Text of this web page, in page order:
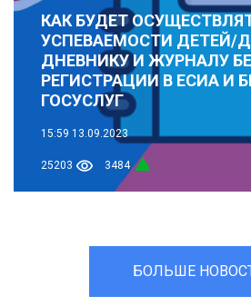
КАК БУДЕТ
УСПЕВАЕМОСТИ ДЕТЕЙ/
ДНЕВНИКУ И ЖУРНАЛУ
РЕГИСТРАЦИИ В ЕСИА И
ГОСУСЛУГ
15:59 13.09.2023
25203 3484
БОЛЬШЕ